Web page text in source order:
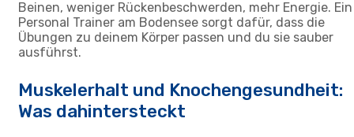
Beinen, weniger Rückenbeschwerden, mehr Energie. Ein
Personal Trainer am Bodensee sorgt dafür, dass die
Übungen zu deinem Körper passen und du sie sauber
ausführst.
Muskelerhalt und Knochengesundheit:
Was dahintersteckt